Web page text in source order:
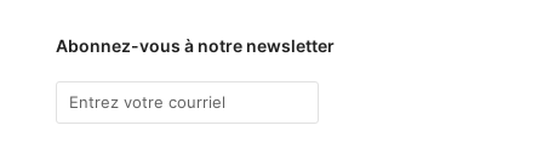
Abonnez-vous à notre newsletter